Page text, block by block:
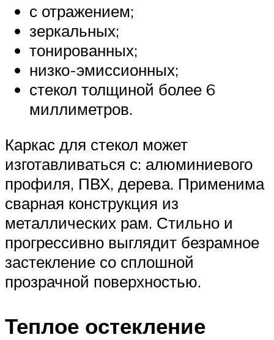
с отражением;
зеркальных;
тонированных;
низко-эмиссионных;
стекол толщиной более 6
миллиметров.
Каркас для стекол может
изготавливаться с: алюминиевого
профиля, ПВХ, дерева. Применима
сварная конструкция из
металлических рам. Стильно и
прогрессивно выглядит безрамное
застекление со сплошной
прозрачной поверхностью.
Теплое остекление